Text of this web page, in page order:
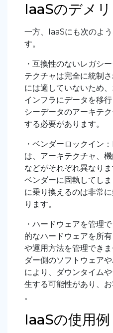
IaaSのデメリ
一方、IaaSにも次のよ
す。
・互換性のないレガシ
テクチャは完全に統制
には適していないため
インフラにデータを移
シーデータのアーキテ
する必要があります。
・ベンダーロックイン
は、アーキテクチャ、
などがそれぞれ異なり
ベンダーに固執してし
に乗り換えるのは非常
ります。
・ハードウェアを管理
的なハードウェアを所
や運用方法を管理でき
ダー側のソフトウェア
により、ダウンタイム
生する可能性があり、
。
IaaSの使用例